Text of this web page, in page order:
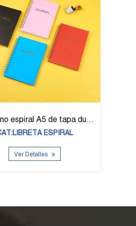
Cuaderno espiral A5 de tapa blanda SP39004
CAT:LIBRETA ESPIRAL
Ver Detalles